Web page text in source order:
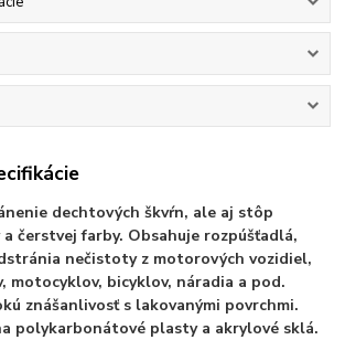
dechtových škvŕn, ale aj stôp
čerstvej farby. Obsahuje rozpúšťadlá,
nečistoty z motorových vozidiel,
motocyklov, bicyklov, náradia a pod.
znášanlivosť s lakovanými povrchmi.
polykarbonátové plasty a akrylové sklá.